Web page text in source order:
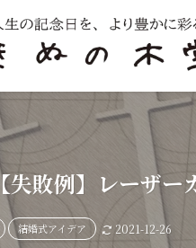
【失敗例】レーザ
結婚式アイデア 2021-12-26